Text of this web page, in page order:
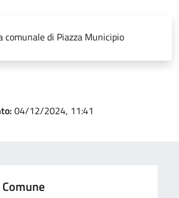
comunale di Piazza Municipio
04/12/2024, 11:41